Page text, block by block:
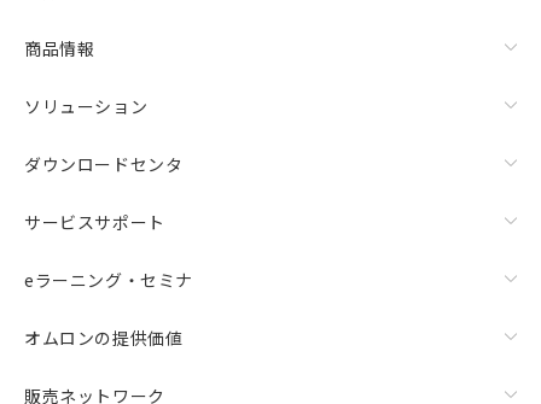
商品情報
ソリューション
ダウンロードセンタ
サービスサポート
eラーニング・セミナ
オムロンの提供価値
販売ネットワーク